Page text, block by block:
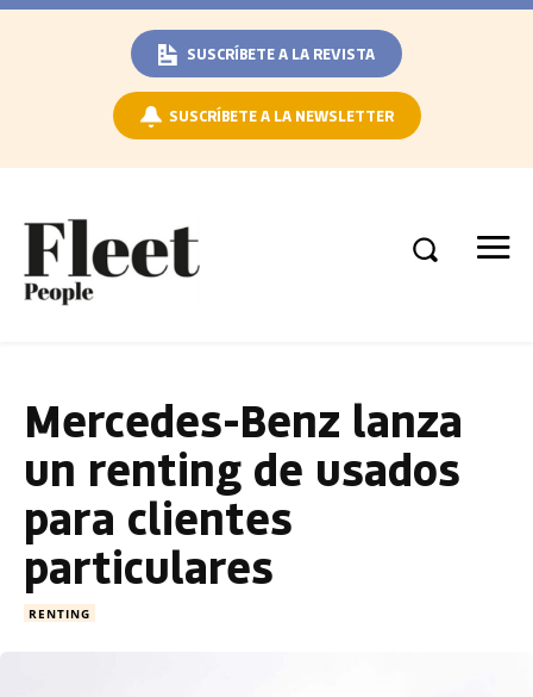
SUSCRÍBETE A LA REVISTA
SUSCRÍBETE A LA NEWSLETTER
Mercedes-Benz lanza
un renting de usados
para clientes
particulares
RENTING